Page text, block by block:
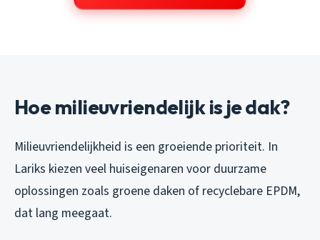
Hoe milieuvriendelijk is je dak?
Milieuvriendelijkheid is een groeiende prioriteit. In
Lariks kiezen veel huiseigenaren voor duurzame
oplossingen zoals groene daken of recyclebare EPDM,
dat lang meegaat.